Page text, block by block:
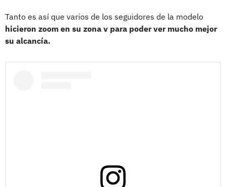
Tanto es así que varios de los seguidores de la modelo
hicieron zoom en su zona v para poder ver mucho mejor
su alcancía.